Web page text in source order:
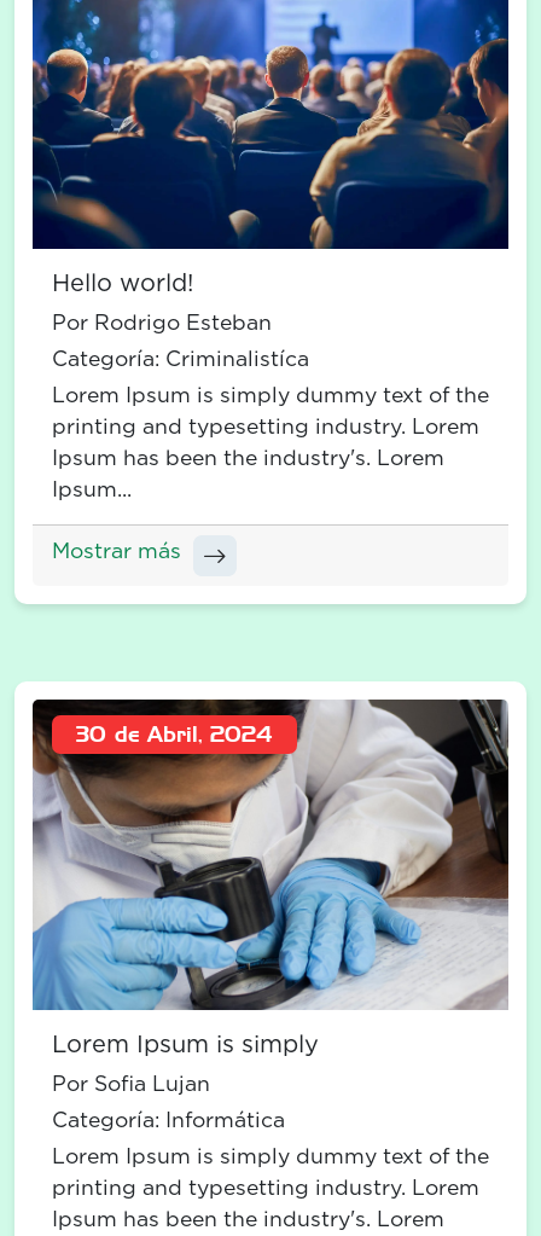
Hello world!
Por Rodrigo Esteban
Categoría: Criminalistíca
Lorem Ipsum is simply dummy text of the
printing and typesetting industry. Lorem
Ipsum has been the industry's. Lorem
Ipsum...
Mostrar más
30 de Abril, 2024
Lorem Ipsum is simply
Por Sofia Lujan
Categoría: Informática
Lorem Ipsum is simply dummy text of the
printing and typesetting industry. Lorem
Ipsum has been the industry's. Lorem